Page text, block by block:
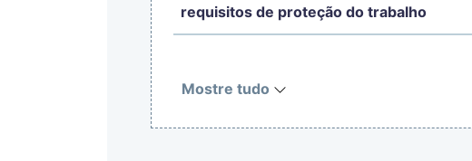
requisitos de proteção do trabalho
Mostre tudo